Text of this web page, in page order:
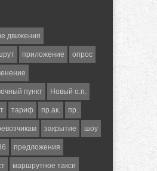
движения
приложение опрос
пункт Новый о.п.
тариф пр.ак. пр.
закрытие шоу
предложения
маршрутное такси